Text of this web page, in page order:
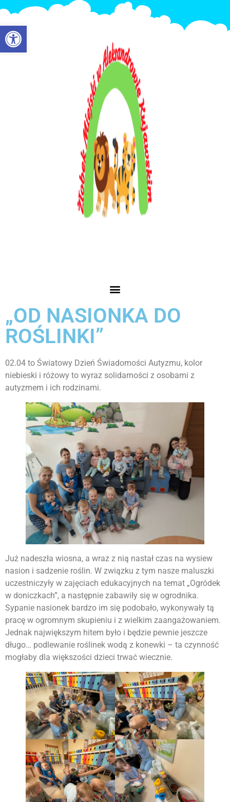
Otwórz pasek narzędzi
„OD NASIONKA DO
ROŚLINKI”
02.04 to Światowy Dzień Świadomości Autyzmu, kolor
niebieski i różowy to wyraz solidarności z osobami z
autyzmem i ich rodzinami.
Już nadeszła wiosna, a wraz z nią nastał czas na wysiew
nasion i sadzenie roślin. W związku z tym nasze maluszki
uczestniczyły w zajęciach edukacyjnych na temat „Ogródek
w doniczkach”, a następnie zabawiły się w ogrodnika.
Sypanie nasionek bardzo im się podobało, wykonywały tą
pracę w ogromnym skupieniu i z wielkim zaangażowaniem.
Jednak największym hitem było i będzie pewnie jeszcze
długo… podlewanie roślinek wodą z konewki – ta czynność
mogłaby dla większości dzieci trwać wiecznie.